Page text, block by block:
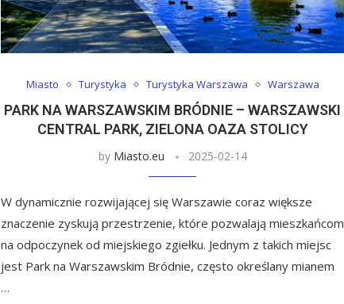
Miasto Turystyka Turystyka Warszawa Warszawa
PARK NA WARSZAWSKIM BRÓDNIE – WARSZAWSKI
CENTRAL PARK, ZIELONA OAZA STOLICY
by Miasto.eu 2025-02-14
W dynamicznie rozwijającej się Warszawie coraz większe
znaczenie zyskują przestrzenie, które pozwalają mieszkańcom
na odpoczynek od miejskiego zgiełku. Jednym z takich miejsc
jest Park na Warszawskim Bródnie, często określany mianem
…